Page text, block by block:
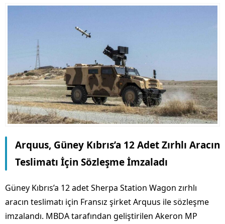
Arquus, Güney Kıbrıs’a 12 Adet Zırhlı Aracın
Teslimatı İçin Sözleşme İmzaladı
Güney Kıbrıs’a 12 adet Sherpa Station Wagon zırhlı
aracın teslimatı için Fransız şirket Arquus ile sözleşme
imzalandı. MBDA tarafından geliştirilen Akeron MP